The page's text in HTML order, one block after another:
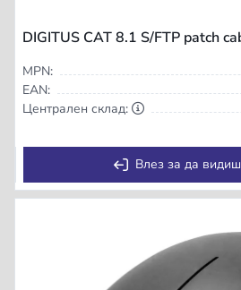
DIGITUS CAT 8.1 S/FTP patch
MPN:
EAN:
Централен склад:
Влез за да